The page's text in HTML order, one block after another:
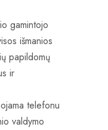
gamintojo
išmanios
papildomų
ir
telefonu
valdymo